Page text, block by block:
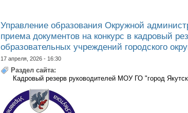
Управление образования Окружной
приема документов на конкурс в кадровый
образовательных учреждений городского
17 апреля, 2026 - 16:30
Раздел сайта:
Кадровый резерв руководителей МОУ ГО "город